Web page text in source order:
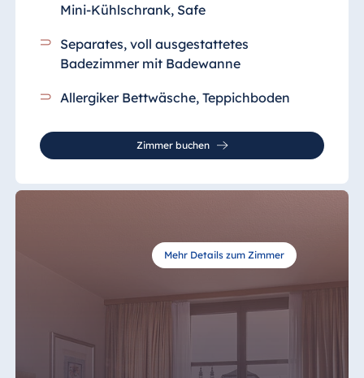
Mini-Kühlschrank, Safe
Separates, voll ausgestattetes
Badezimmermit Badewanne
Allergiker Bettwäsche, Teppichboden
Zimmer buchen
Mehr Details zum Zimmer